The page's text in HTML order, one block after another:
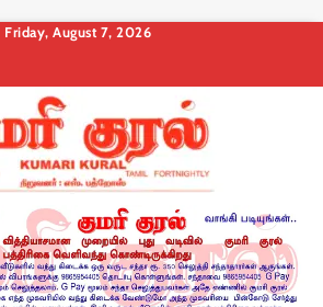
Friday, August 7, 2026
Policy
Conditions
CheckoutCancel